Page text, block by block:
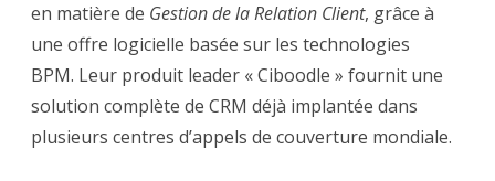
en matière de Gestion de la Relation Client, grâce à
une offre logicielle basée sur les technologies
BPM. Leur produit leader « Ciboodle » fournit une
solution complète de CRM déjà implantée dans
plusieurs centres d’appels de couverture mondiale.